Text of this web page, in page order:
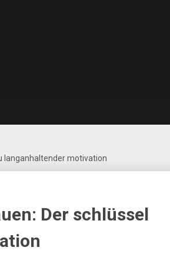
langanhaltender motivation
Der schlüssel